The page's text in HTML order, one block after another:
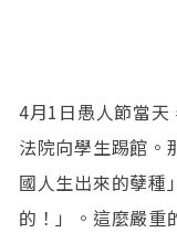
4月1日愚人節當天
法院向學生踢館。
國人生出來的孽種
的！」。這麼嚴重